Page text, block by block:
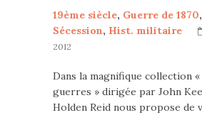
19ème siècle, Guerre de 1870,
Sécession, Hist. militaire
2012
Dans la magnifique collection «
guerres » dirigée par John
Holden Reid nous propose de